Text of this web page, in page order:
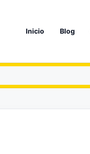
Inicio Blog